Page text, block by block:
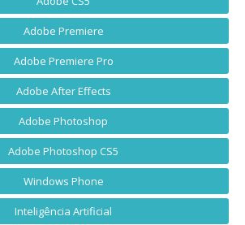
Adobe Premiere
Adobe Premiere Pro
Adobe After Effects
Adobe Photoshop
Adobe Photoshop CS5
Windows Phone
Inteligência Artificial